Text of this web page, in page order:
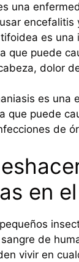
una
encefalitis
es una
que puede
dolor
es una
que puede
de
en
de
vivir en